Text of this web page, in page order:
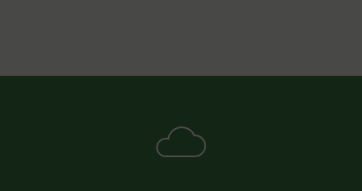
証いたしません。
当社は、会員が本規約に違反したことによって、会